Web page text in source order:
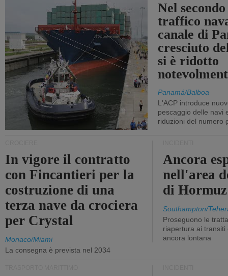
Nel
traffico
canale di
cresciuto
si è ridotto
Panamá/Balboa
L'ACP introduce
pescaggio delle navi
riduzioni del numero
In vigore il contratto
con Fincantieri per la
costruzione di una
terza nave da crociera
per Crystal
Monaco/Miami
La consegna è prevista nel 2034
Ancora
nell'area
di Hormuz
Southampton/
Proseguono le
riapertura ai
ancora lontana